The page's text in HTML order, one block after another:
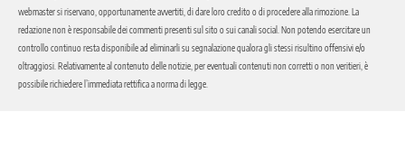
webmaster si riservano, opportunamente avvertiti, di dare loro credito o di procedere alla rimozione. La
redazione non è responsabile dei commenti presenti sul sito o sui canali social. Non potendo esercitare un
controllo continuo resta disponibile ad eliminarli su segnalazione qualora gli stessi risultino offensivi e/o
oltraggiosi. Relativamente al contenuto delle notizie, per eventuali contenuti non corretti o non veritieri, è
possibile richiedere l’immediata rettifica a norma di legge.